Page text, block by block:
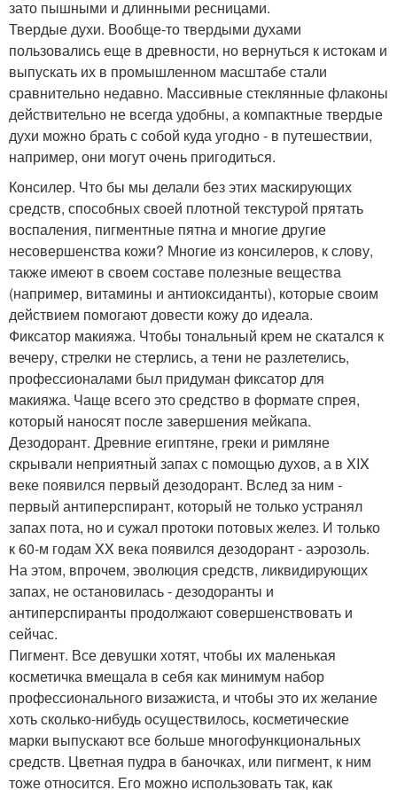
зато пышными и длинными ресницами.
Твердые духи. Вообще-то твердыми духами
пользовались еще в древности, но вернуться к истокам и
выпускать их в промышленном масштабе стали
сравнительно недавно. Массивные стеклянные флаконы
действительно не всегда удобны, а компактные твердые
духи можно брать с собой куда угодно - в путешествии,
например, они могут очень пригодиться.
Консилер. Что бы мы делали без этих маскирующих
средств, способных своей плотной текстурой прятать
воспаления, пигментные пятна и многие другие
несовершенства кожи? Многие из консилеров, к слову,
также имеют в своем составе полезные вещества
(например, витамины и антиоксиданты), которые своим
действием помогают довести кожу до идеала.
Фиксатор макияжа. Чтобы тональный крем не скатался к
вечеру, стрелки не стерлись, а тени не разлетелись,
профессионалами был придуман фиксатор для
макияжа. Чаще всего это средство в формате спрея,
который наносят после завершения мейкапа.
Дезодорант. Древние египтяне, греки и римляне
скрывали неприятный запах с помощью духов, а в XIX
веке появился первый дезодорант. Вслед за ним -
первый антиперспирант, который не только устранял
запах пота, но и сужал протоки потовых желез. И только
к 60-м годам XX века появился дезодорант - аэрозоль.
На этом, впрочем, эволюция средств, ликвидирующих
запах, не остановилась - дезодоранты и
антиперспиранты продолжают совершенствовать и
сейчас.
Пигмент. Все девушки хотят, чтобы их маленькая
косметичка вмещала в себя как минимум набор
профессионального визажиста, и чтобы это их желание
хоть сколько-нибудь осуществилось, косметические
марки выпускают все больше многофункциональных
средств. Цветная пудра в баночках, или пигмент, к ним
тоже относится. Его можно использовать так, как